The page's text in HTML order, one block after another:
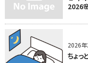
2026
ちょっ